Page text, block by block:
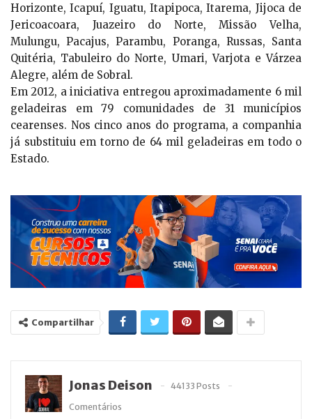
Horizonte, Icapuí, Iguatu, Itapipoca, Itarema, Jijoca de
Jericoacoara, Juazeiro do Norte, Missão Velha,
Mulungu, Pacajus, Parambu, Poranga, Russas, Santa
Quitéria, Tabuleiro do Norte, Umari, Varjota e Várzea
Alegre, além de Sobral.
Em 2012, a iniciativa entregou aproximadamente 6 mil
geladeiras em 79 comunidades de 31 municípios
cearenses. Nos cinco anos do programa, a companhia
já substituiu em torno de 64 mil geladeiras em todo o
Estado.
Compartilhar
Jonas Deison
44133 Posts
Comentários